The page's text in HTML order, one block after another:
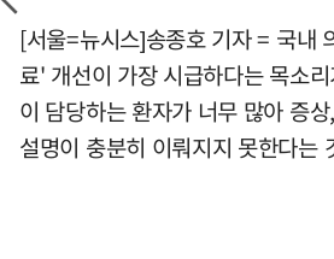
[서울=뉴시스]송종호 기자 = 국내
료' 개선이 가장 시급하다는 목소
이 담당하는 환자가 너무 많아 증
설명이 충분히 이뤄지지 못한다는